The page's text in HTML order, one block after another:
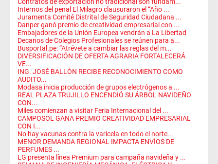
Internos del penal El Milagro clausuraron el “Año ...
Juramenta Comité Distrital de Seguridad Ciudadana ...
Danper ganó premio de creatividad empresarial con ...
Embajadores de la Unión Europea vendrán a La Libertad
Decanos de Colegios Profesionales se reúnen para a...
Busportal.pe: “Atrévete a cambiar las reglas del m...
DIVERSIFICACIÓN DE OFERTA AGRARIA FORTALECERÁ
VE...
ING. JOSÉ BALLÓN RECIBE RECONOCIMIENTO COMO
AUDITO...
Modasa inicia producción de grupos electrógenos a ...
REAL PLAZA TRUJILLO ENCENDIÓ SU ÁRBOL NAVIDEÑO
CON...
Miles comienzan a visitar Feria Internacional del ...
CAMPOSOL GANA PREMIO CREATIVIDAD EMPRESARIAL
CON I...
No hay vacunas contra la varicela en todo el norte...
MENOR DEMANDA REGIONAL IMPACTA ENVÍOS DE
PERFUMES ...
LG presenta línea Premium para campaña navideña y ...